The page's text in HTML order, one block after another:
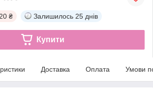
₴ Залишилось 25 днів
Купити
Доставка Оплата Умови